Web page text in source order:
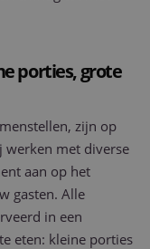
porties, grote
zijn op
werken met diverse
aan op het
gasten. Alle
in een
eten: kleine porties